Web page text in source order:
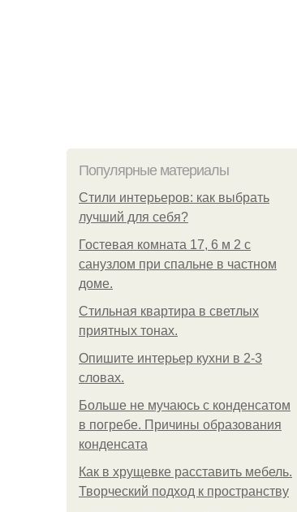
Популярные материалы
Стили интерьеров: как выбрать
лучший для себя?
Гостевая комната 17, 6 м 2 с
санузлом при спальне в частном
доме.
Стильная квартира в светлых
приятных тонах.
Опишите интерьер кухни в 2-3
словах.
Больше не мучаюсь с конденсатом
в погребе. Причины образования
конденсата
Как в хрущевке расставить мебель.
Творческий подход к пространству